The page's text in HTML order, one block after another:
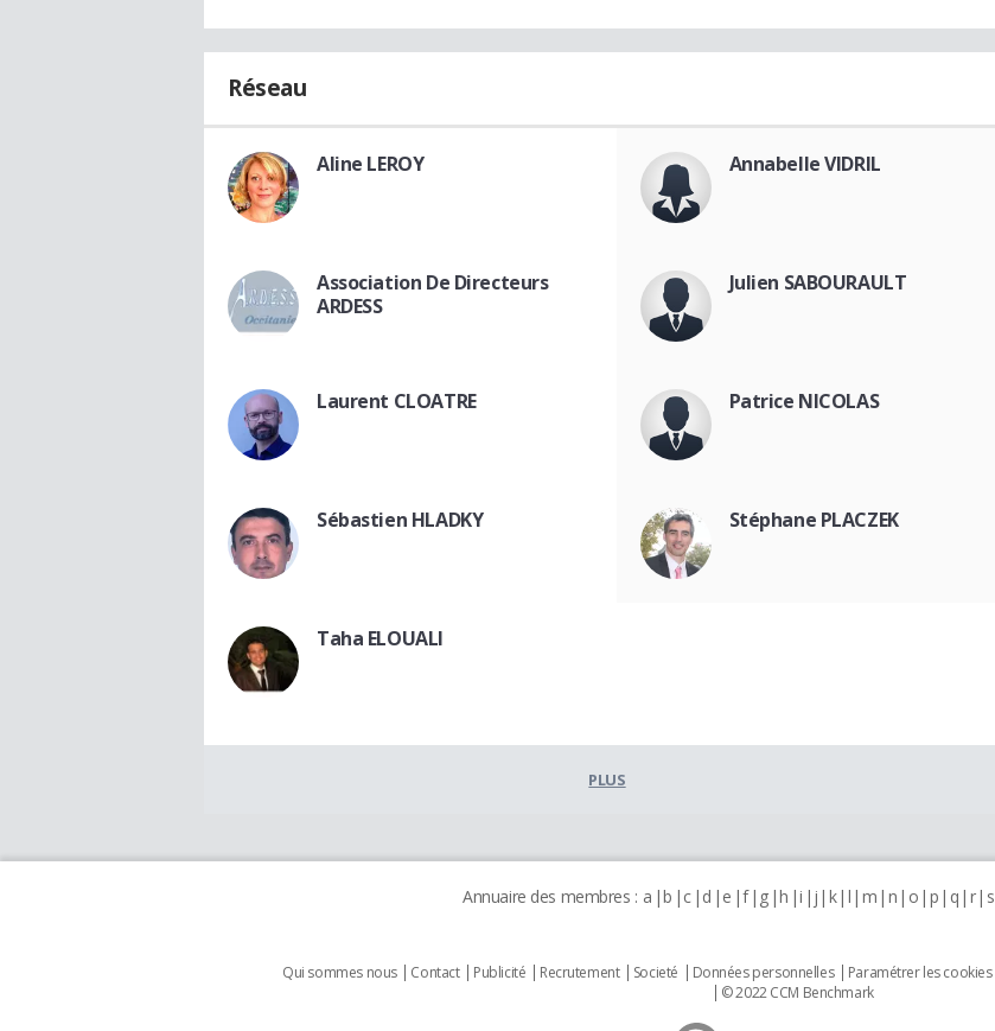
Réseau
Aline LEROY Annabelle VIDRIL
Association De Directeurs
ARDESS
Julien SABOURAULT
Laurent CLOATRE Patrice NICOLAS
Sébastien HLADKY Stéphane PLACZEK
Taha ELOUALI
PLUS
Annuaire des membres : a b c d e f g h i j k l m n o p q r s
Qui sommes nous Contact Publicité Recrutement Societé Données personnelles Paramétrer les cookies
© 2022 CCM Benchmark